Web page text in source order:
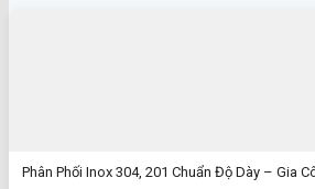
Phân Phối Inox 304, 201 Chuẩn Độ Dày – Gia